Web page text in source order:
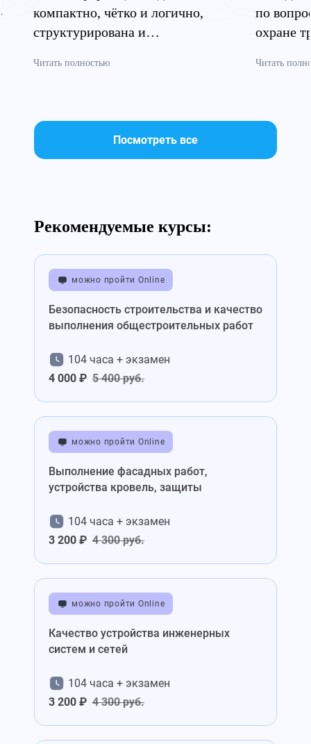
компактно, чётко и логично,
структурирована и
Читать полностью
по
охране
Читать
Посмотреть все
Рекомендуемые курсы:
можно пройти Online
Безопасность строительства и качество
выполнения общестроительных работ
104 часа + экзамен
4 000 ₽ 5 400 руб.
можно пройти Online
Выполнение фасадных работ,
устройства кровель, защиты
104 часа + экзамен
3 200 ₽ 4 300 руб.
можно пройти Online
Качество устройства инженерных
систем и сетей
104 часа + экзамен
3 200 ₽ 4 300 руб.